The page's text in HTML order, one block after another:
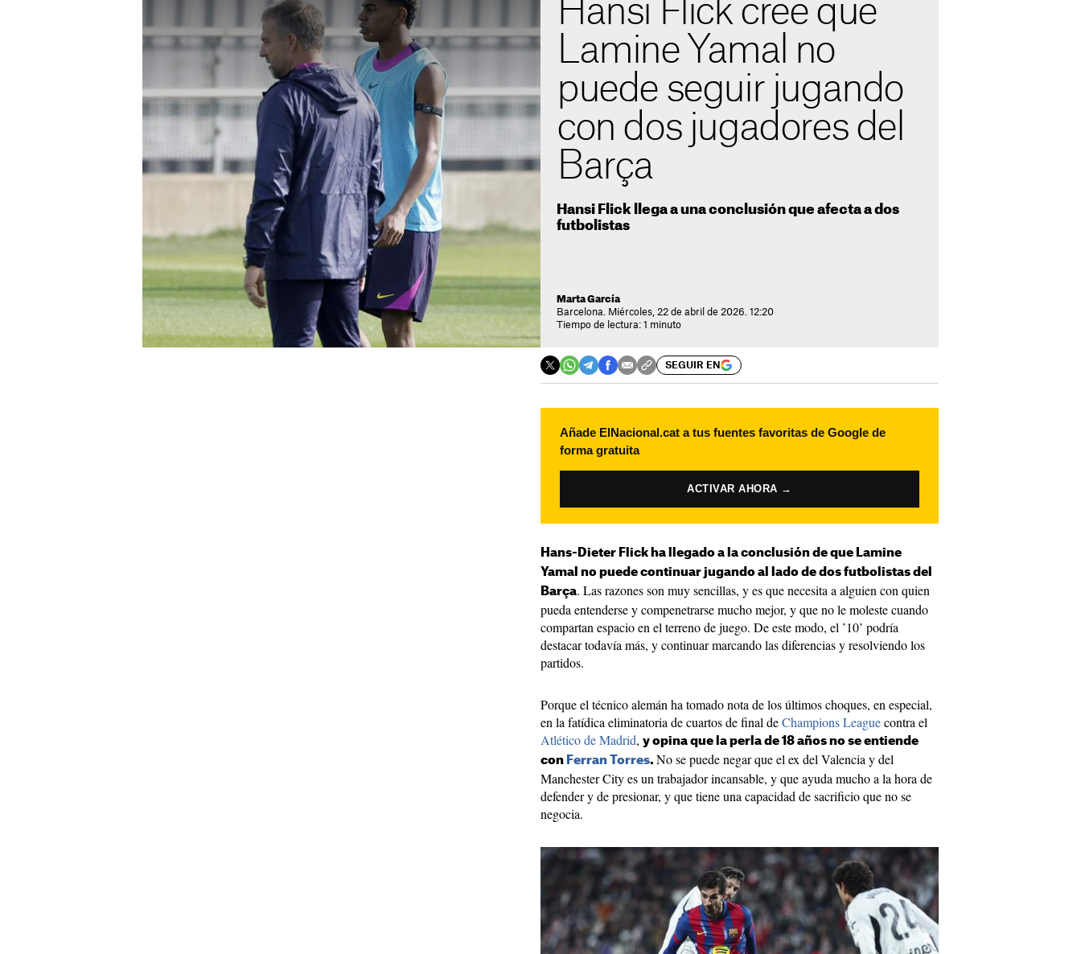
Hansi Flick cree que
Lamine Yamal no
puede seguir jugando
con dos jugadores del
Barça
Hansi Flick llega a una conclusión que afecta a dos
futbolistas
Marta García
Barcelona. Miércoles, 22 de abril de 2026. 12:20
Tiempo de lectura: 1 minuto
SEGUIR EN
Añade ElNacional.cat a tus fuentes favoritas de Google de
forma gratuita
ACTIVAR AHORA →
Hans-Dieter Flick ha llegado a la conclusión de que Lamine
Yamal no puede continuar jugando al lado de dos futbolistas del
Barça. Las razones son muy sencillas, y es que necesita a alguien con quien
pueda entenderse y compenetrarse mucho mejor, y que no le moleste cuando
compartan espacio en el terreno de juego. De este modo, el ’10’ podría
destacar todavía más, y continuar marcando las diferencias y resolviendo los
partidos.
Porque el técnico alemán ha tomado nota de los últimos choques, en especial,
en la fatídica eliminatoria de cuartos de final deChampions Leaguecontra el
Atlético de Madrid, y opina que la perla de 18 años no se entiende
con Ferran Torres. No se puede negar que el ex del Valencia y del
Manchester City es un trabajador incansable, y que ayuda mucho a la hora de
defender y de presionar, y que tiene una capacidad de sacrificio que no se
negocia.